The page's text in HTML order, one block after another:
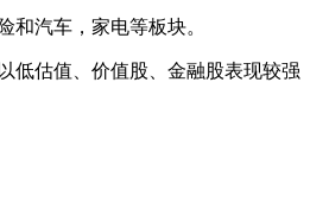
汽车，家电等板块。
估值、价值股、金融股表现较强